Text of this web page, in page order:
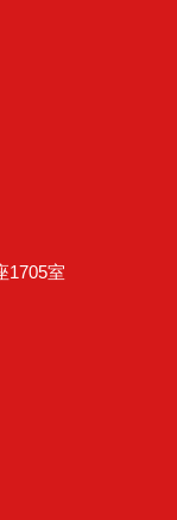
1705室